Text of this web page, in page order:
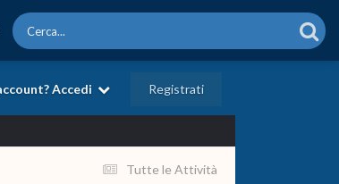
Accedi Registrati
Tutte le Attività